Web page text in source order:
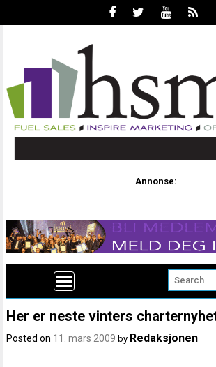
Annonse:
Her er neste vinters
Posted on 11. mars 2009 by Redaksjonen